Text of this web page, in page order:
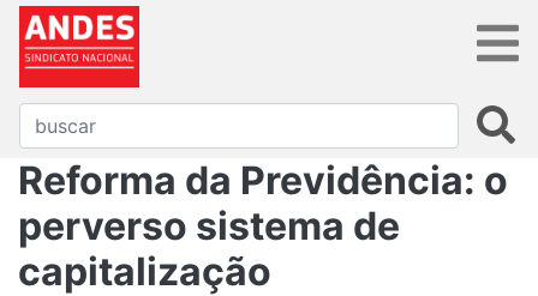
Reforma da Previdência: o
perverso sistema de
capitalização